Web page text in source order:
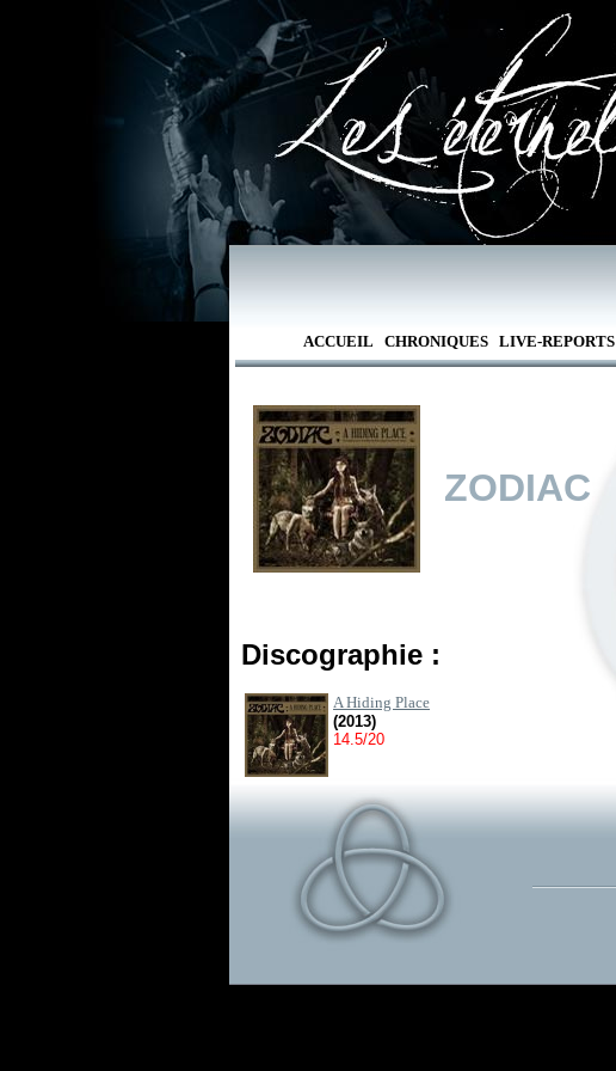
ACCUEIL CHRONIQUES LIVE-REPORTS
ZODIAC
Discographie :
A Hiding Place
(2013)
14.5/20